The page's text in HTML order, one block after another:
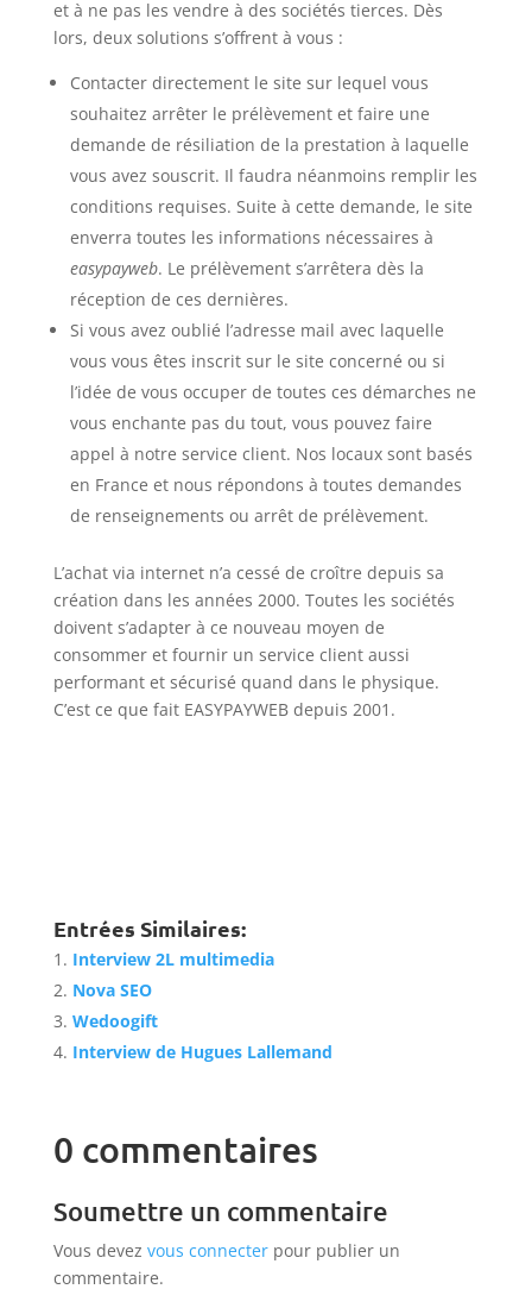
et à ne pas les vendre à des sociétés tierces. Dès
lors, deux solutions s’offrent à vous :
Contacter directement le site sur lequel vous
souhaitez arrêter le prélèvement et faire une
demande de résiliation de la prestation à laquelle
vous avez souscrit. Il faudra néanmoins remplir les
conditions requises. Suite à cette demande, le site
enverra toutes les informations nécessaires à
easypayweb. Le prélèvement s’arrêtera dès la
réception de ces dernières.
Si vous avez oublié l’adresse mail avec laquelle
vous vous êtes inscrit sur le site concerné ou si
l’idée de vous occuper de toutes ces démarches ne
vous enchante pas du tout, vous pouvez faire
appel à notre service client. Nos locaux sont basés
en France et nous répondons à toutes demandes
de renseignements ou arrêt de prélèvement.
L’achat via internet n’a cessé de croître depuis sa
création dans les années 2000. Toutes les sociétés
doivent s’adapter à ce nouveau moyen de
consommer et fournir un service client aussi
performant et sécurisé quand dans le physique.
C’est ce que fait EASYPAYWEB depuis 2001.
Entrées Similaires:
Interview 2L multimedia
Nova SEO
Wedoogift
Interview de Hugues Lallemand
0 commentaires
Soumettre un commentaire
Vous devez vous connecterpour publier un
commentaire.